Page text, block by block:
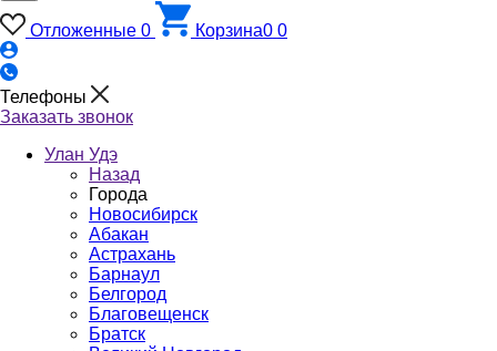
Отложенные 0 Корзина0 0
Телефоны
Заказать звонок
Улан Удэ
Назад
Города
Новосибирск
Абакан
Астрахань
Барнаул
Белгород
Благовещенск
Братск